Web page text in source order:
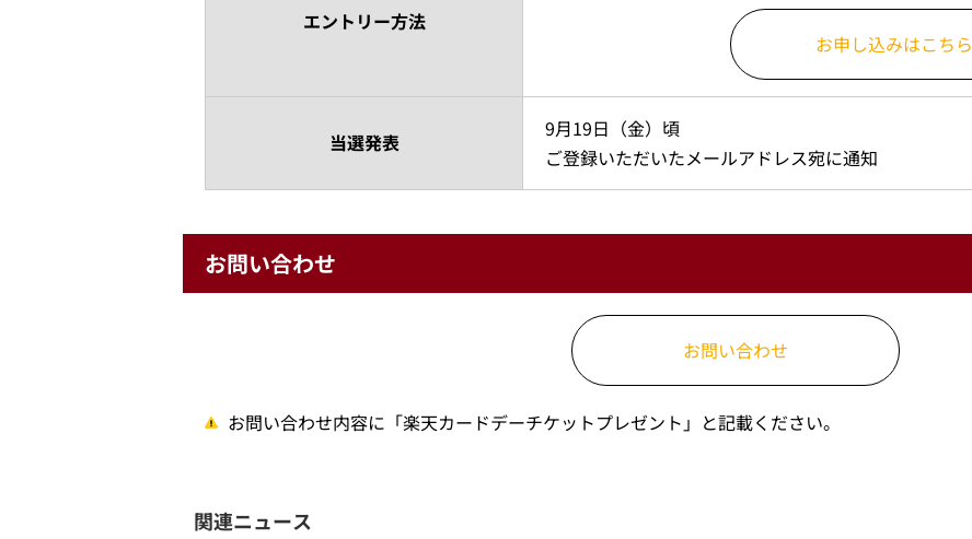
エントリー方法
お申し込みはこちら
当選発表
9月19日（金）頃
ご登録いただいたメールアドレス宛に通知
お問い合わせ
お問い合わせ
お問い合わせ内容に「楽天カードデーチケットプレゼント」と記載ください。
関連ニュース